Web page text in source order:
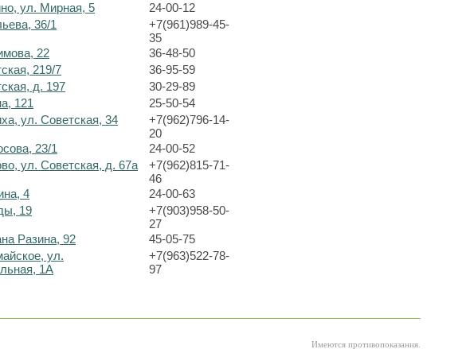
ул. Мирная, 5
24-00-12
36/1
+7(961)989-45-
35
22
36-48-50
219/7
36-95-59
д. 197
30-29-89
121
25-50-54
ул. Советская, 34
+7(962)796-14-
20
23/1
24-00-52
ул. Советская, д. 67а
+7(962)815-71-
46
4
24-00-63
19
+7(903)958-50-
27
Разина, 92
45-05-75
ул.
1А
+7(963)522-78-
97
Имеются противопоказания.